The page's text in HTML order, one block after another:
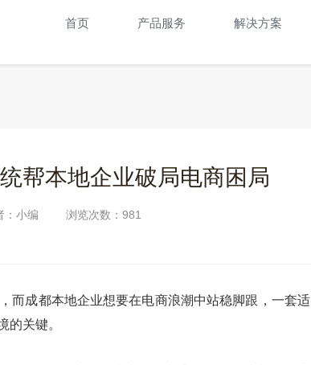
首页 产品服务 解决方案
帮本地企业破局电商困局
：小编 浏览次数： 981
而成都本地企业想要在电商浪潮中站稳脚跟，一套适
的关键。